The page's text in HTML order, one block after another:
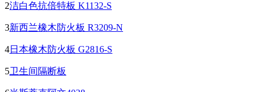
2洁白色抗倍特板 K1132-S
3新西兰橡木防火板 R3209-N
4日本橡木防火板 G2816-S
5卫生间隔断板